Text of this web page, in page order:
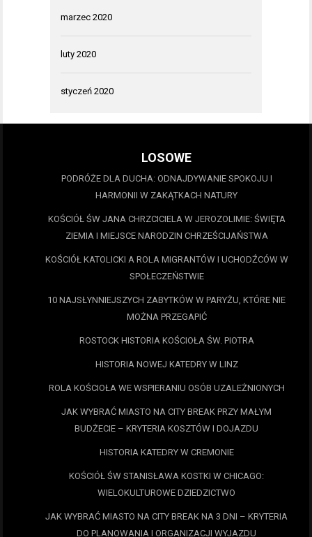
marzec 2020
luty 2020
styczeń 2020
LOSOWE
PODRÓŻE DLA DUCHA: ODNAJDYWANIE SPOKOJU I
HARMONII W ZAKĄTKACH NATURY
KOŚCIÓŁ ŚW JANA CHRZCICIELA W JEROZOLIMIE: ŚWIĘTA
ZIEMIA I MIEJSCE NARODZIN CHRZEŚCIJAŃSTWA
KOŚCIÓŁ KATOLICKI A ROLA MIGRANTÓW I UCHODŹCÓW W
SPOŁECZEŃSTWIE
10 NAJSŁYNNIEJSZYCH ZABYTKÓW W PARYŻU, KTÓRE NIE
MOŻNA PRZEGAPIĆ
ROSTOCK HISTORIA KOŚCIOŁA ŚW. PIOTRA
HISTORIA NOWEJ KATEDRY W LINZ
ROLA KOŚCIOŁA WE WSPIERANIU OSÓB UZALEŻNIONYCH
JAK WYBRAĆ MIASTO NA CITY BREAK PRZY MAŁYM
BUDŻECIE – KRYTERIA KOSZTÓW I DOJAZDU
HISTORIA KATEDRY W CREMONIE
KOŚCIÓŁ ŚW STANISŁAWA KOSTKI W CHICAGO:
WIELOKULTUROWE DZIEDZICTWO
JAK WYBRAĆ MIASTO NA CITY BREAK NA 3 DNI – KRYTERIA
DO PLANOWANIA I ORGANIZACJI WYJAZDU